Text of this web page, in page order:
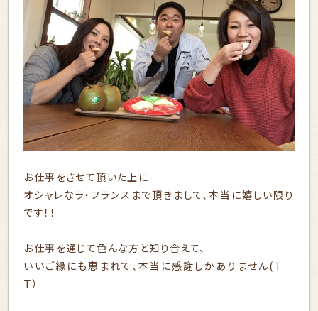
お仕事をさせて頂いた上に
オシャレなラ・フランスまで頂きまして、本当に嬉しい限り
です！！
お仕事を通じて色んな方と知り合えて、
いいご縁にも恵まれて、本当に感謝しかありません(Ｔ＿
Ｔ）